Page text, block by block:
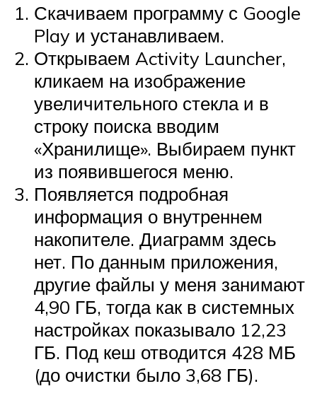
Скачиваем программу с Google
Play и устанавливаем.
Открываем Activity Launcher,
кликаем на изображение
увеличительного стекла и в
строку поиска вводим
«Хранилище». Выбираем пункт
из появившегося меню.
Появляется подробная
информация о внутреннем
накопителе. Диаграмм здесь
нет. По данным приложения,
другие файлы у меня занимают
4,90 ГБ, тогда как в системных
настройках показывало 12,23
ГБ. Под кеш отводится 428 МБ
(до очистки было 3,68 ГБ).